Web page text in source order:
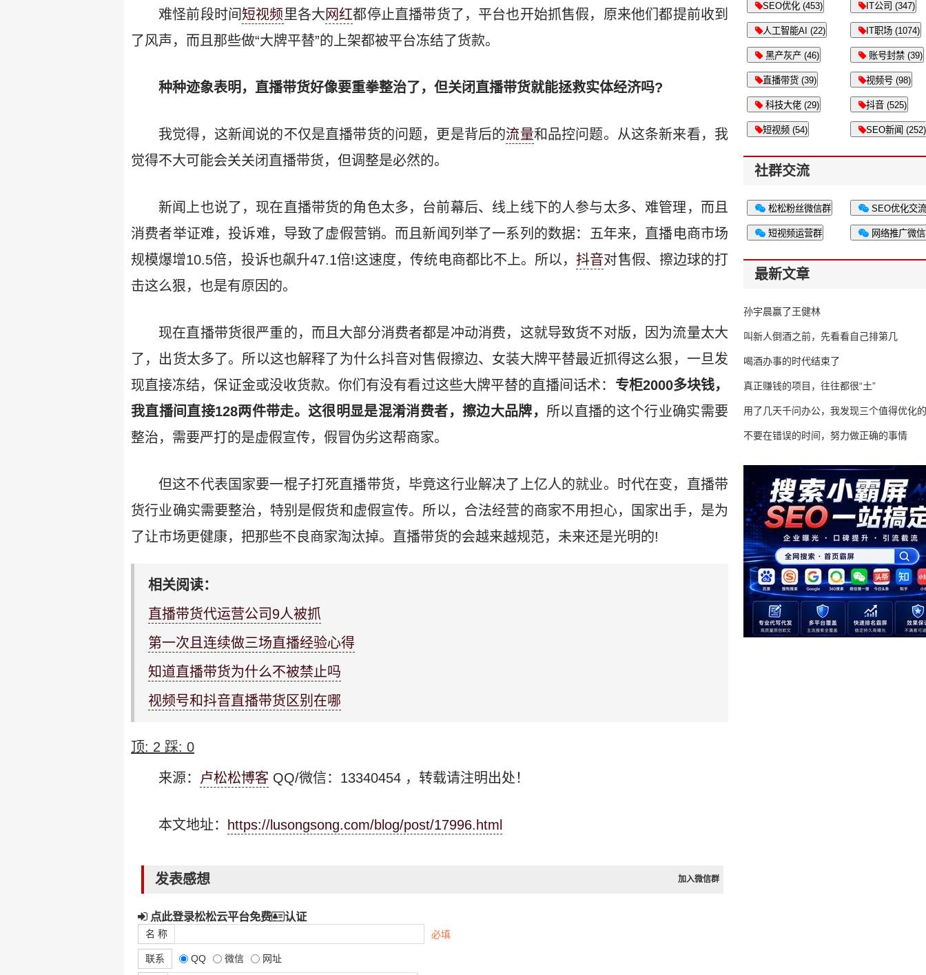
难怪前段时间短视频里各大网红都停止直播带货了，平台也开始抓售假，原来他们都提前收到
了风声，而且那些做“大牌平替”的上架都被平台冻结了货款。
种种迹象表明，直播带货好像要重拳整治了，但关闭直播带货就能拯救实体经济吗?
我觉得，这新闻说的不仅是直播带货的问题，更是背后的流量和品控问题。从这条新来看，我
觉得不大可能会关关闭直播带货，但调整是必然的。
新闻上也说了，现在直播带货的角色太多，台前幕后、线上线下的人参与太多、难管理，而且
消费者举证难，投诉难，导致了虚假营销。而且新闻列举了一系列的数据：五年来，直播电商市场
规模爆增10.5倍，投诉也飙升47.1倍!这速度，传统电商都比不上。所以，抖音对售假、擦边球的打
击这么狠，也是有原因的。
现在直播带货很严重的，而且大部分消费者都是冲动消费，这就导致货不对版，因为流量太大
了，出货太多了。所以这也解释了为什么抖音对售假擦边、女装大牌平替最近抓得这么狠，一旦发
现直接冻结，保证金或没收货款。你们有没有看过这些大牌平替的直播间话术： 专柜2000多块钱，
我直播间直接128两件带走。这很明显是混淆消费者，擦边大品牌， 所以直播的这个行业确实需要
整治，需要严打的是虚假宣传，假冒伪劣这帮商家。
但这不代表国家要一棍子打死直播带货，毕竟这行业解决了上亿人的就业。时代在变，直播带
货行业确实需要整治，特别是假货和虚假宣传。所以，合法经营的商家不用担心，国家出手，是为
了让市场更健康，把那些不良商家淘汰掉。直播带货的会越来越规范，未来还是光明的!
相关阅读：
直播带货代运营公司9人被抓
第一次且连续做三场直播经验心得
知道直播带货为什么不被禁止吗
视频号和抖音直播带货区别在哪
顶: 2 踩: 0
来源： 卢松松博客 QQ/微信：13340454 ，转载请注明出处！
本文地址： https://lusongsong.com/blog/post/17996.html
发表感想 加入微信群
点此登录松松云平台免费 认证
名 称 必填
联系 QQ 微信 网址
SEO优化 (453) IT公司 (347)
人工智能AI (22) IT职场 (1074)
黑产灰产 (46) 账号封禁 (39)
直播带货 (39) 视频号 (98)
科技大佬 (29) 抖音 (525)
短视频 (54) SEO新闻 (252)
社群交流
松松粉丝微信群 SEO优化交
短视频运营群 网络推广微
最新文章
孙宇晨赢了王健林
叫新人倒酒之前，先看看自己排第几
喝酒办事的时代结束了
真正赚钱的项目，往往都很“土”
用了几天千问办公，我发现三个值得优化
不要在错误的时间，努力做正确的事情